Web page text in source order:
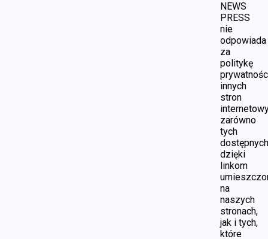
NEWS
PRESS
nie
odpowiada
za
politykę
innych
stron
zarówno
tych
dostępnych
dzięki
linkom
na
naszych
stronach,
jak i tych,
które